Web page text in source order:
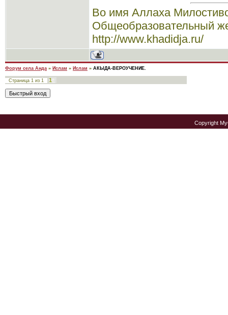
Во имя Аллаха
Общеобразовательный
http://www.khadidja.ru/
Форум села Анда » Ислам » Ислам » АКЫДА-ВЕРОУЧЕНИЕ.
Страница 1 из 1 1
Copyright